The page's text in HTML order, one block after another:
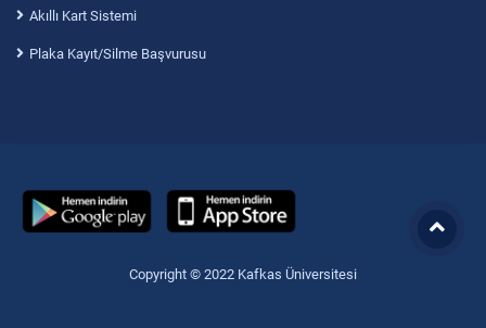
Akıllı Kart Sistemi
Plaka Kayıt/Silme Başvurusu
Copyright © 2022 Kafkas Üniversitesi